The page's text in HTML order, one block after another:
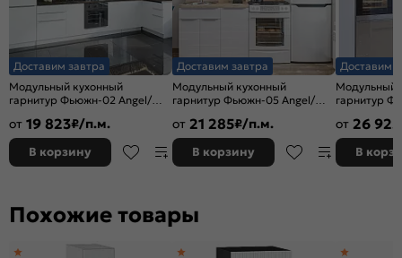
Доставим завтра
Модульный кухонный
гарнитур Фьюжн-02 Angel/
от 19 823₽/п.м.
В корзину
Доставим завтра
Модульный кухонный
гарнитур Фьюжн-05 Angel/
от 21 285₽/п.м.
В корзину
Доставим
Модульный
гарнитур
от 26 925
В
Похожие товары